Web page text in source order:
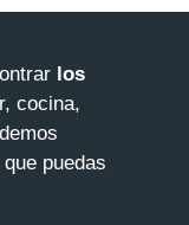
los
cocina,
puedas